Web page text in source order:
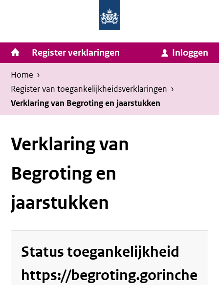
inhoud
van
Zaken
en
Koninkrijksrelaties
Homepage
van
Invulassistent
Toegankelijkheidsverklaring
Toegankelijkheidsverklaring
Hoofdnavigatie
Register verklaringen Inloggen
Kruimelpad
U
bevindt
zich
hier:
Home ›
Register van toegankelijkheids­verklaringen ›
Verklaring van Begroting en jaarstukken
Verklaring van
Begroting en
jaarstukken
Status toegankelijkheid
https://begroting.gorinche